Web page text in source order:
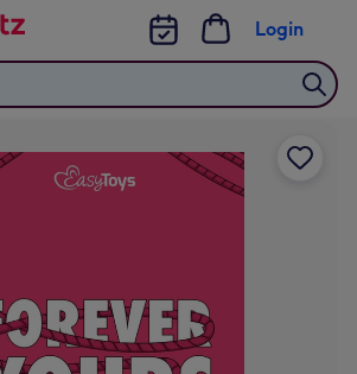
Login